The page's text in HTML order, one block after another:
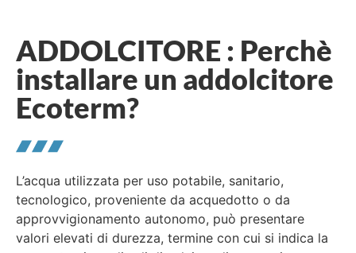
ADDOLCITORE : Perchè
installare un addolcitore
Ecoterm?
L’acqua utilizzata per uso potabile, sanitario,
tecnologico, proveniente da acquedotto o da
approvvigionamento autonomo, può presentare
valori elevati di durezza, termine con cui si indica la